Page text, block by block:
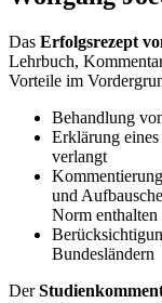
Das Erfolgsrezept
Lehrbuch,
Vorteile im
Behandlung
Erklärung
verlangt
und
Norm enthalten
Bundesländern
Der